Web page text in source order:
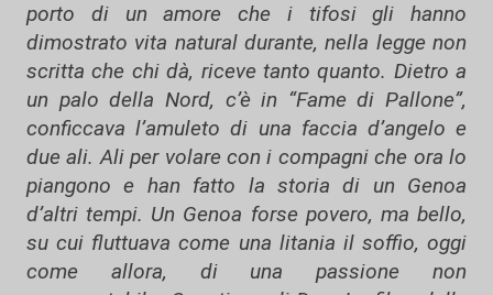
porto di un amore che i tifosi gli hanno
dimostrato vita natural durante, nella legge non
scritta che chi dà, riceve tanto quanto. Dietro a
un palo della Nord, c’è in “Fame di Pallone”,
conficcava l’amuleto di una faccia d’angelo e
due ali. Ali per volare con i compagni che ora lo
piangono e han fatto la storia di un Genoa
d’altri tempi. Un Genoa forse povero, ma bello,
su cui fluttuava come una litania il soffio, oggi
come allora, di una passione non